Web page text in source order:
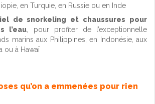
en Turquie, en Russie ou en Inde
de snorkeling et chaussures pour
l’eau , pour profiter de l’exceptionnelle
marins aux Philippines, en Indonésie, aux
ou à Hawaï
qu’on a emmenées pour rien